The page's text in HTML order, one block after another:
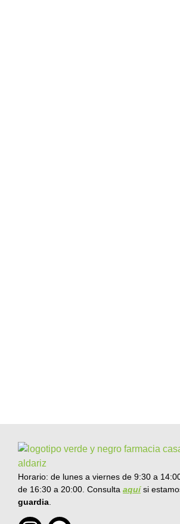
Horario: de lunes a viernes de 9:30 a
de 16:30 a 20:00. Consulta aquísi
guardia